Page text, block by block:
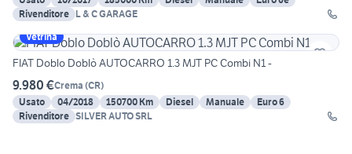
Rivenditore L & C GARAGE
Vetrina
FIAT Doblo Doblò AUTOCARRO 1.3 MJT PC Combi N1 -
9.980 €Crema (CR)
Usato
04/2018 150700 Km Diesel Manuale
Euro 6
Rivenditore SILVER AUTO SRL